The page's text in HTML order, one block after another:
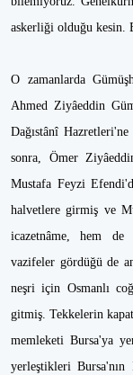
askerliği olduğu kesin.
O zamanlarda
Ahmed Ziyâeddin
Dağıstânî
sonra, Ömer
Mustafa Feyzi
halvetlere girmiş ve
icazetnâme, hem de
vazifeler gördüğü de
neşri için Osmanlı
gitmiş. Tekkelerin
memleketi Bursa'ya
yerleştikleri Bursa'nın